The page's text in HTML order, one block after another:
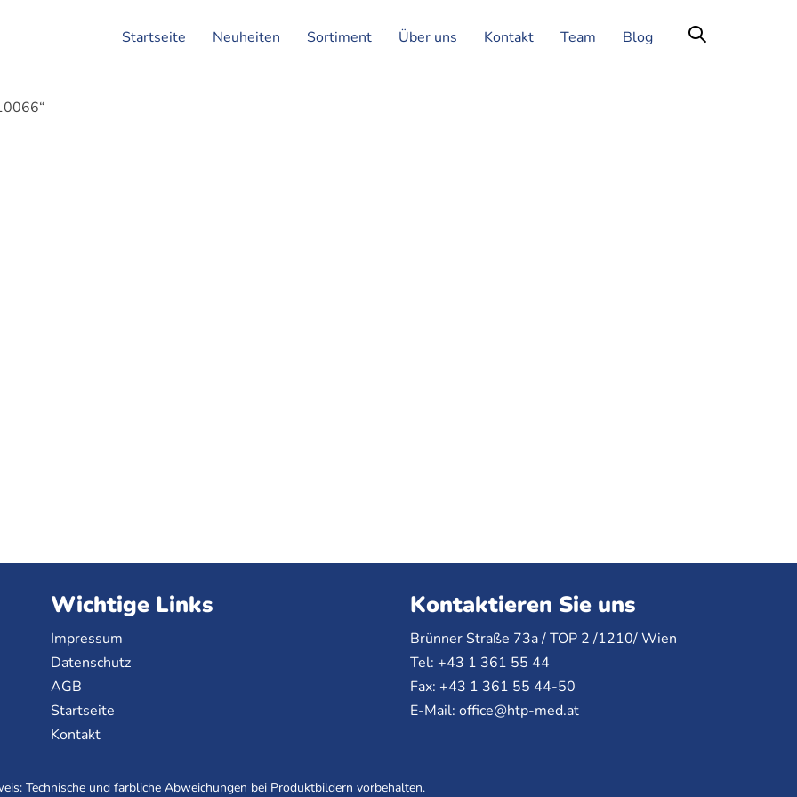
Startseite Neuheiten Sortiment Über uns Kontakt Team Blog
Wichtige Links
Impressum
Datenschutz
AGB
Startseite
Kontakt
Kontaktieren Sie uns
Brünner Straße 73a /TOP2 /1210/ Wien
Tel: +43 1 361 55 44
Fax: +43 1 361 55 44-50
E-Mail: office@htp-med.at
Technische und farbliche Abweichungen bei Produktbildern vorbehalten.